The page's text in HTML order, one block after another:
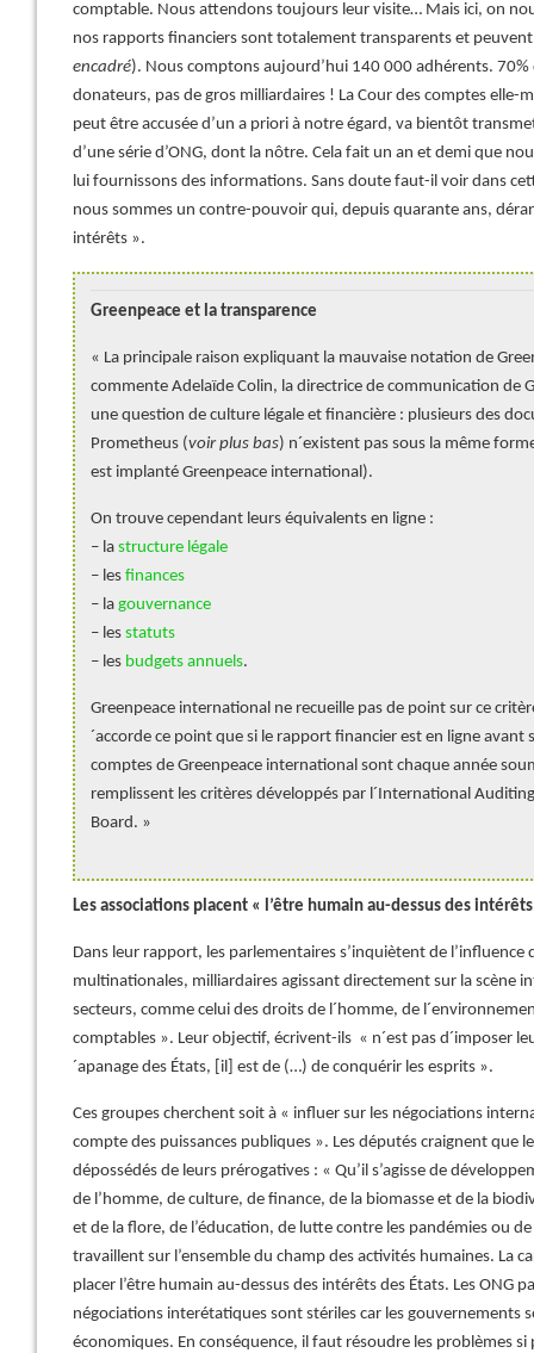
comptable. Nous attendons toujours leur visite… Mais ici, on
nos rapports financiers sont totalement transparents et
encadré). Nous comptons aujourd’hui 140 000 adhérents. 70%
donateurs, pas de gros milliardaires ! La Cour des comptes elle-
peut être accusée d’un a priori à notre égard, va bientôt
d’une série d’ONG, dont la nôtre. Cela fait un an et demi que
lui fournissons des informations. Sans doute faut-il voir dans
nous sommes un contre-pouvoir qui, depuis quarante ans,
intérêts ».
Greenpeace et la transparence
« La principale raison expliquant la mauvaise notation de
commente Adelaïde Colin, la directrice de communication de
une question de culture légale et financière : plusieurs des
Prometheus (voir plus bas) n´existent pas sous la même
est implanté Greenpeace international).
On trouve cependant leurs équivalents en ligne :
– la structure légale
– les finances
– la gouvernance
– les statuts
– les budgets annuels.
Greenpeace international ne recueille pas de point sur ce
´accorde ce point que si le rapport financier est en ligne avant
comptes de Greenpeace international sont chaque année
remplissent les critères développés par l´International
Board. »
Les associations placent « l’être humain au-dessus des
Dans leur rapport, les parlementaires s’inquiètent de l’influence
multinationales, milliardaires agissant directement sur la scène
secteurs, comme celui des droits de l´homme, de
comptables ». Leur objectif, écrivent-ils « n´est pas d´imposer
´apanage des États, [il] est de (…) de conquérir les esprits ».
Ces groupes cherchent soit à « influer sur les négociations
compte des puissances publiques ». Les députés craignent que
dépossédés de leurs prérogatives : « Qu’il s’agisse de
de l’homme, de culture, de finance, de la biomasse et de la
et de la flore, de l’éducation, de lutte contre les pandémies ou
travaillent sur l’ensemble du champ des activités humaines. La
placer l’être humain au-dessus des intérêts des États. Les ONG
négociations interétatiques sont stériles car les gouvernements
économiques. En conséquence, il faut résoudre les problèmes si